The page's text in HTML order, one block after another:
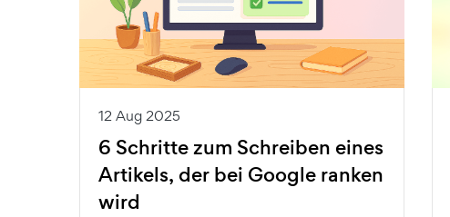
12 Aug 2025
6 Schritte zum Schreiben eines
Artikels, der bei Google ranken
wird